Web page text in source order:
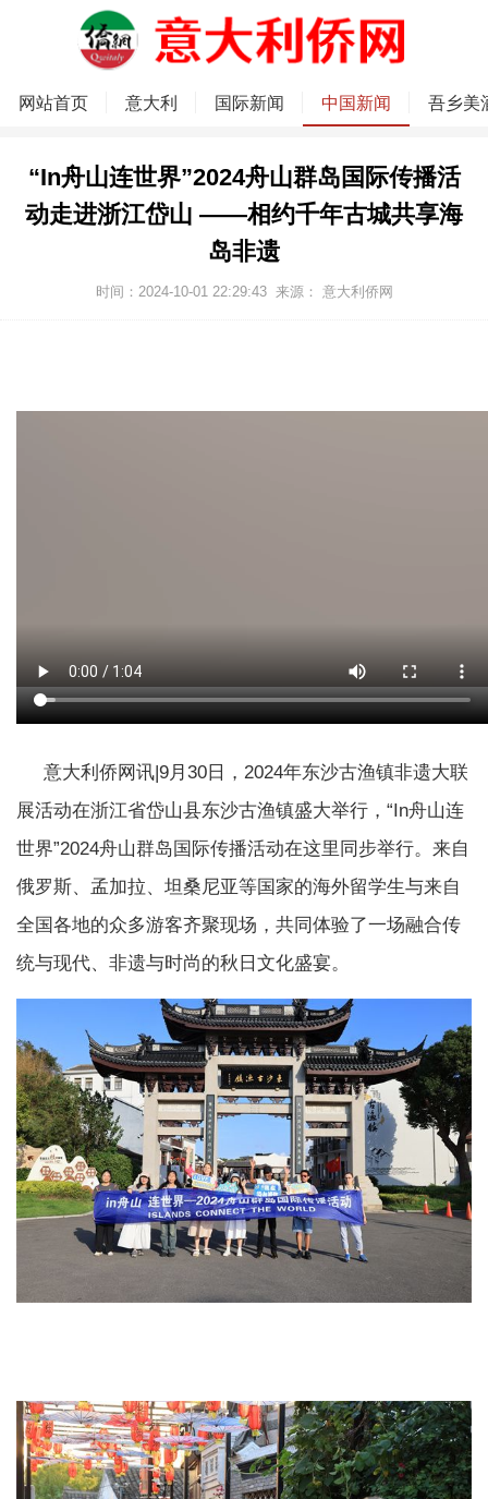
网站首页 意大利 国际新闻 中国新闻 吾乡美
“In舟山连世界”2024舟山群岛国际传播活
动走进浙江岱山 ——相约千年古城共享海
岛非遗
时间：2024-10-01 22:29:43 来源： 意大利侨网
意大利侨网讯|9月30日，2024年东沙古渔镇非遗大联
展活动在浙江省岱山县东沙古渔镇盛大举行，“In舟山连
世界”2024舟山群岛国际传播活动在这里同步举行。来自
俄罗斯、孟加拉、坦桑尼亚等国家的海外留学生与来自
全国各地的众多游客齐聚现场，共同体验了一场融合传
统与现代、非遗与时尚的秋日文化盛宴。